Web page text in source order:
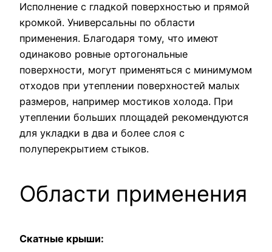
Исполнение с гладкой поверхностью и прямой
кромкой. Универсальны по области
применения. Благодаря тому, что имеют
одинаково ровные ортогональные
поверхности, могут применяться с минимумом
отходов при утеплении поверхностей малых
размеров, например мостиков холода. При
утеплении больших площадей рекомендуются
для укладки в два и более слоя с
полуперекрытием стыков.
Области применения
Скатные крыши: